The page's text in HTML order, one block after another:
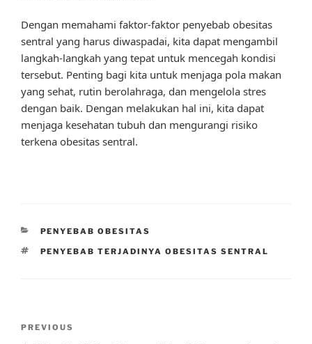
Dengan memahami faktor-faktor penyebab obesitas
sentral yang harus diwaspadai, kita dapat mengambil
langkah-langkah yang tepat untuk mencegah kondisi
tersebut. Penting bagi kita untuk menjaga pola makan
yang sehat, rutin berolahraga, dan mengelola stres
dengan baik. Dengan melakukan hal ini, kita dapat
menjaga kesehatan tubuh dan mengurangi risiko
terkena obesitas sentral.
CATEGORIES
PENYEBAB OBESITAS
TAGS
PENYEBAB TERJADINYA OBESITAS SENTRAL
Previous
PREVIOUS